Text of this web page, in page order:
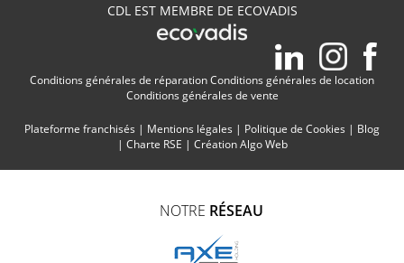
CDL EST MEMBRE DE ECOVADIS
Conditions générales de réparationConditions générales de location
Conditions générales de vente
Plateforme franchisés | Mentions légales | Politique de Cookies | Blog
| Charte RSE | Création Algo Web
NOTRE RÉSEAU